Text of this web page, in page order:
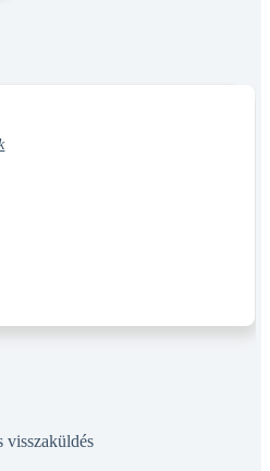
visszaküldés